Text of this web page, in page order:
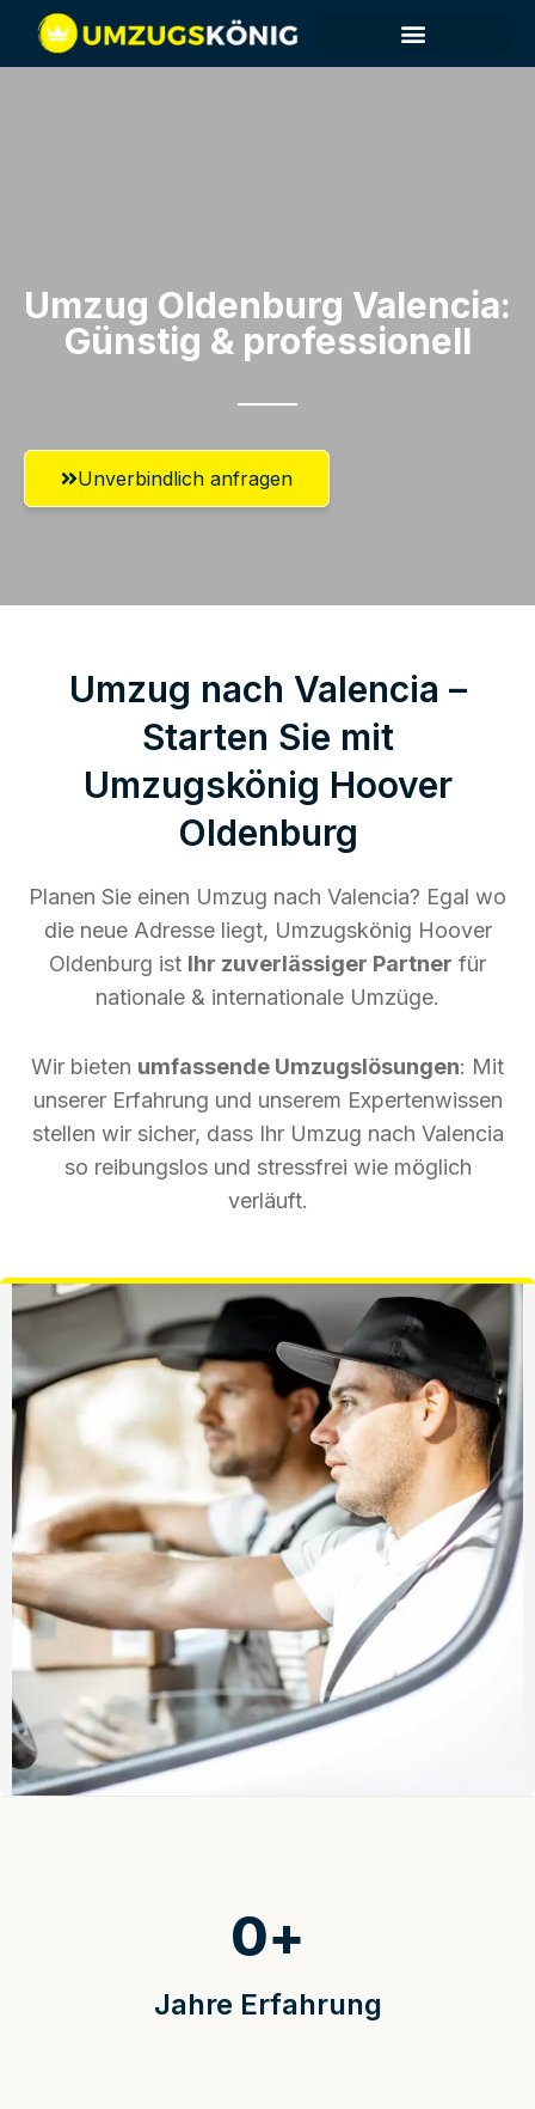
Umzug Oldenburg​ Valencia:
Günstig & professionell​
Unverbindlich anfragen
Umzug nach Valencia –
Starten Sie mit
Umzugskönig Hoover
Oldenburg
Planen Sie einen Umzug nach Valencia? Egal wo
die neue Adresse liegt, Umzugskönig Hoover
Oldenburg ist Ihr zuverlässiger Partner für
nationale & internationale Umzüge.
Wir bieten umfassende Umzugslösungen: Mit
unserer Erfahrung und unserem Expertenwissen
stellen wir sicher, dass Ihr Umzug nach Valencia
so reibungslos und stressfrei wie möglich
verläuft.
Jahre Erfahrung
0+